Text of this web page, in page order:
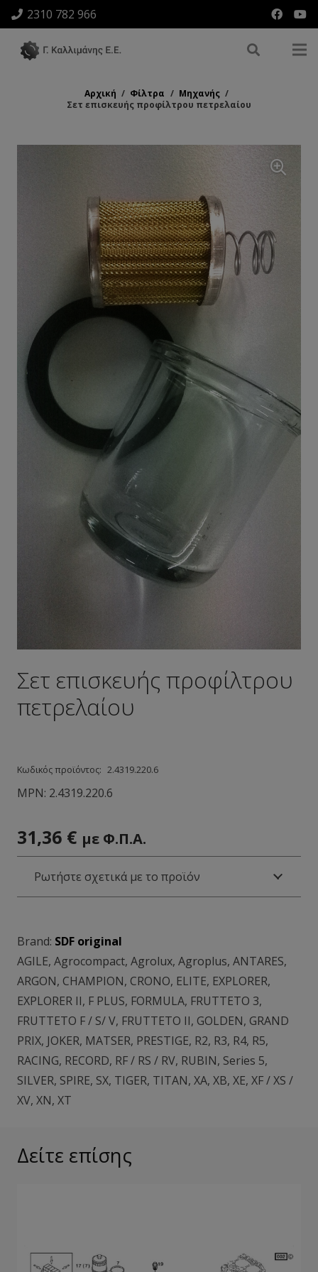
2310 782 966
Αρχική / Φίλτρα / Μηχανής /
Σετ επισκευής προφίλτρου πετρελαίου
Σετ επισκευής προφίλτρου
πετρελαίου
Κωδικός προϊόντος: 2.4319.220.6
MPN: 2.4319.220.6
31,36 € με Φ.Π.Α.
Ρωτήστε σχετικά με το προϊόν
Brand: SDF original
AGILE, Agrocompact, Agrolux, Agroplus, ANTARES,
ARGON, CHAMPION, CRONO, ELITE, EXPLORER,
EXPLORER II, F PLUS, FORMULA, FRUTTETO 3,
FRUTTETO F / S/ V, FRUTTETO II, GOLDEN, GRAND
PRIX, JOKER, MATSER, PRESTIGE, R2, R3, R4, R5,
RACING, RECORD, RF / RS / RV, RUBIN, Series 5,
SILVER, SPIRE, SX, TIGER, TITAN, XA, XB, XE, XF / XS /
XV, XN, XT
Δείτε επίσης